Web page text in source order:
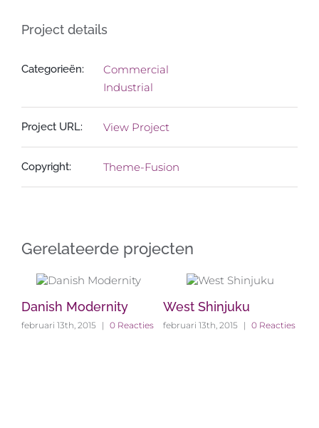
Project details
Categorieën:
Commercial
Industrial
Project URL: View Project
Copyright: Theme-Fusion
Gerelateerde projecten
Danish Modernity
februari 13th, 2015 | 0 Reacties
West Shinjuku
februari 13th, 2015 | 0 Reacties